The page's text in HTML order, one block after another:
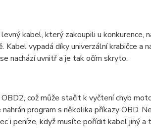
kabel, který zakoupili u konkurence,
vypadá díky univerzální krabičce a
nachází uvnitř a je tak očím skryto.
což může stačit k vyčtení chyb
program s několika příkazy OBD.
i peníze, když musíte pořídit kabel jiný a